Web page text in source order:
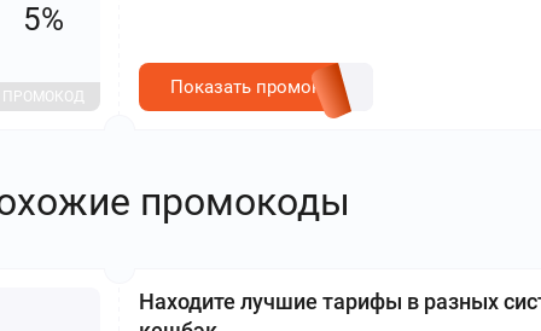
5%
ПРОМОКОД Показать промокод
промокоды
Находите лучшие тарифы в разных